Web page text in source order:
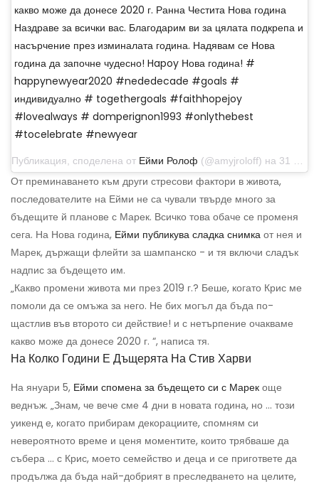
какво може да донесе 2020 г. Ранна Честита Нова година
Наздраве за всички вас. Благодарим ви за цялата подкрепа и
насърчение през изминалата година. Надявам се Нова
година да започне чудесно! Hapoy Нова година! #
happynewyear2020 #nededecade #goals #
индивидуално # togethergoals #faithhopejoy
#lovealways # domperignon1993 #onlythebest
#tocelebrate #newyear
Публикация, споделена от Ейми Ролоф (@amyjroloff) на 31 декември 2019 г. в 18:56 ч. PST
От преминаването към други стресови фактори в живота,
последователите на Ейми не са чували твърде много за
бъдещите й планове с Марек. Всичко това обаче се променя
сега. На Нова година, Ейми публикува сладка снимка от нея и
Марек, държащи флейти за шампанско - и тя включи сладък
надпис за бъдещето им.
„Какво промени живота ми през 2019 г.? Беше, когато Крис ме
помоли да се омъжа за него. Не бих могъл да бъда по-
щастлив във второто си действие! и с нетърпение очакваме
какво може да донесе 2020 г. “, написа тя.
На Колко Години Е Дъщерята На Стив Харви
На януари 5, Ейми спомена за бъдещето си с Марек още
веднъж. „Знам, че вече сме 4 дни в новата година, но ... този
уикенд е, когато прибирам декорациите, спомням си
невероятното време и ценя моментите, които трябваше да
събера ... с Крис, моето семейство и деца и се пригответе да
продължа да бъда най-добрият в преследването на целите,